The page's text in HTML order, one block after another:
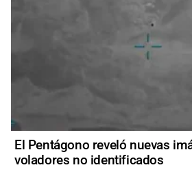
El Pentágono reveló nuevas
voladores no identificados